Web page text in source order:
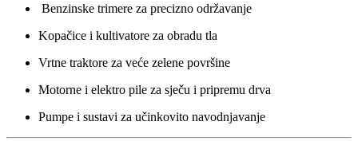
Benzinske trimere za precizno održavanje
Kopačice i kultivatore za obradu tla
Vrtne traktore za veće zelene površine
Motorne i elektro pile za sječu i pripremu drva
Pumpe i sustavi za učinkovito navodnjavanje